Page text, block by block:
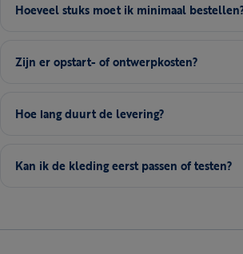
Hoeveel stuks moet ik minimaal
Zijn er opstart- of ontwerpkosten?
Hoe lang duurt de levering?
Kan ik de kleding eerst passen of testen?